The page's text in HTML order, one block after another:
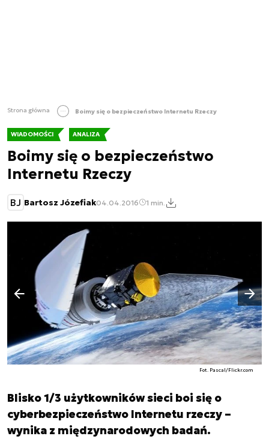
Strona główna Boimy się o bezpieczeństwo Internetu Rzeczy
WIADOMOŚCI ANALIZA
Boimy się o bezpieczeństwo
Internetu Rzeczy
BJ Bartosz Józefiak04.04.2016 1 min.
Fot. Pascal/Flickr.com
Poprzedni slajd
Następny slajd
Blisko 1/3 użytkowników sieci boi się o
cyberbezpieczeństwo Internetu rzeczy –
wynika z międzynarodowych badań.